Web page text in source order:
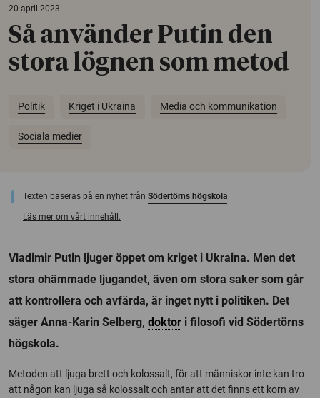
20 april 2023
Så använder Putin den
stora lögnen som metod
Politik Kriget i Ukraina Media och kommunikation
Sociala medier
Texten baseras på en nyhet från Södertörns högskola
Läs mer om vårt innehåll.
Vladimir Putin ljuger öppet om kriget i Ukraina. Men det
stora ohämmade ljugandet, även om stora saker som går
att kontrollera och avfärda, är inget nytt i politiken. Det
säger Anna-Karin Selberg, doktor i filosofi vid Södertörns
högskola.
Metoden att ljuga brett och kolossalt, för att människor inte kan tro
att någon kan ljuga så kolossalt och antar att det finns ett korn av